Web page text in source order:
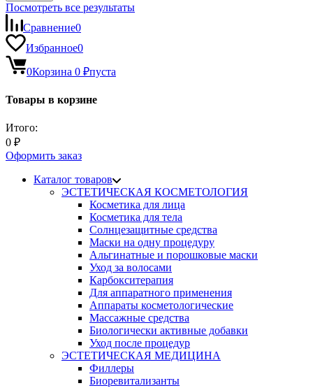
Посмотреть все результаты
Сравнение0
Избранное0
0Корзина 0 ₽пуста
Товары в корзине
Итого:
0 ₽
Оформить заказ
Каталог товаров
ЭСТЕТИЧЕСКАЯ КОСМЕТОЛОГИЯ
Косметика для лица
Косметика для тела
Солнцезащитные средства
Маски на одну процедуру
Альгинатные и порошковые маски
Уход за волосами
Карбокситерапия
Для аппаратного применения
Аппараты косметологические
Массажные средства
Биологически активные добавки
Уход после процедур
ЭСТЕТИЧЕСКАЯ МЕДИЦИНА
Филлеры
Биоревитализанты